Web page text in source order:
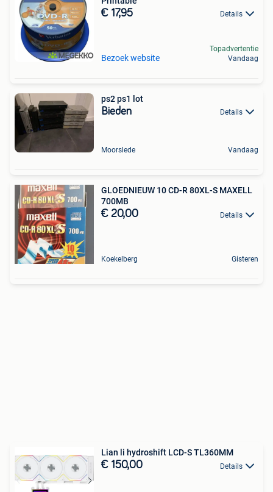
€ 17,95 Details
Bezoek website
Topadvertentie
Vandaag
ps2 ps1 lot
Bieden Details
Moorslede Vandaag
GLOEDNIEUW 10 CD-R 80XL-S MAXELL
700MB
€ 20,00 Details
Koekelberg Gisteren
Lian li hydroshift LCD-S TL360MM
€ 150,00 Details